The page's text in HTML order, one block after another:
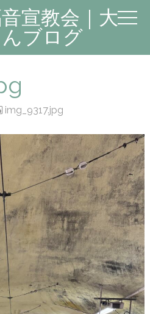
宣教会｜大
ブログ
img_9317.jpg